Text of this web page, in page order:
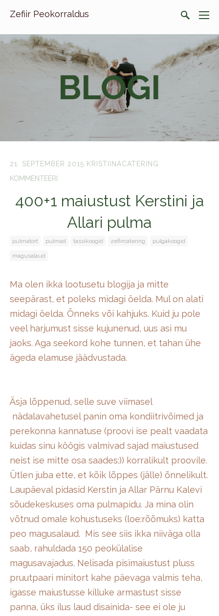
Zefiir Peokorraldus
BLOGI
21. SEPTEMBER 2015 KRISTIINACATERING
KOMMENTEERI
400+1 maiustust Kerstini ja
Allari pulma
pulmatort pulmad tassikoogid zefiircatering pulgakoogid
magusalaud
Ma olen ikka lootusetu blogija ja mitte
seepärast, et poleks midagi öelda. Mul on alati
midagi öelda. Õnneks või kahjuks. Kuid ju pole
veel harjumust sisse kujunenud, uus asi mu
jaoks. Aga seekord kohe tunnen, et tahan ühe
ägeda elamuse jäädvustada.
Äsja lõppenud, selle suve viimasel
nädalavahetusel panin oma kondiitrivõimed ja
perekonna kannatuse (proovi ise pealt vaadata
kuidas sinu köögis valmivad sajad maiustused
neist ise mitte osa saades:)) korralikult proovile.
Ütlen juba ette, et kõik lõppes (jälle) õnnelikult.
Laupäeval pidasid Kerstin ja Allar Pärnu Kalevi
sõudekeskuses oma pulmapidu. Ja mina olin
võtnud omale kohustuseks (loe:rõõmuks) katta
peo magusalaud. Mis see siis ikka niiväga olla
saab, rahuldada 150 peokülalise
magusavajadus. Nelisada pisimaiustust pluss
pruutpaari minitort kahe päevaga valmis teha,
igasse maiustusse killuke armastust sisse
panna, üks ilus laud disainida- see ei ole ju